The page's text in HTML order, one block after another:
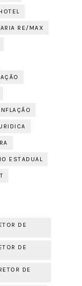
RE/MAX
ESTADUAL
DE
DE
DE